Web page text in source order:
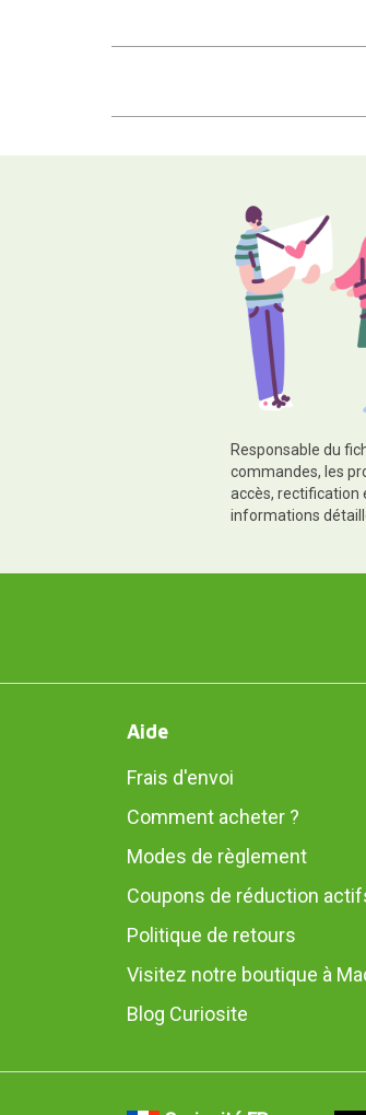
Responsable du
commandes, les
accès, rectification
informations
Aide
Frais d'envoi
Comment acheter ?
Modes de règlement
Coupons de réduction
Politique de retours
Visitez notre boutique à
Blog Curiosite